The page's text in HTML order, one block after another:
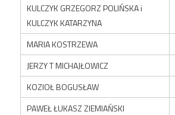
KULCZYK GRZEGORZ POLIŃSKA i
KULCZYK KATARZYNA
MARIA KOSTRZEWA
JERZY T MICHAJŁOWICZ
KOZIOŁ BOGUSŁAW
PAWEŁ ŁUKASZ ZIEMIAŃSKI